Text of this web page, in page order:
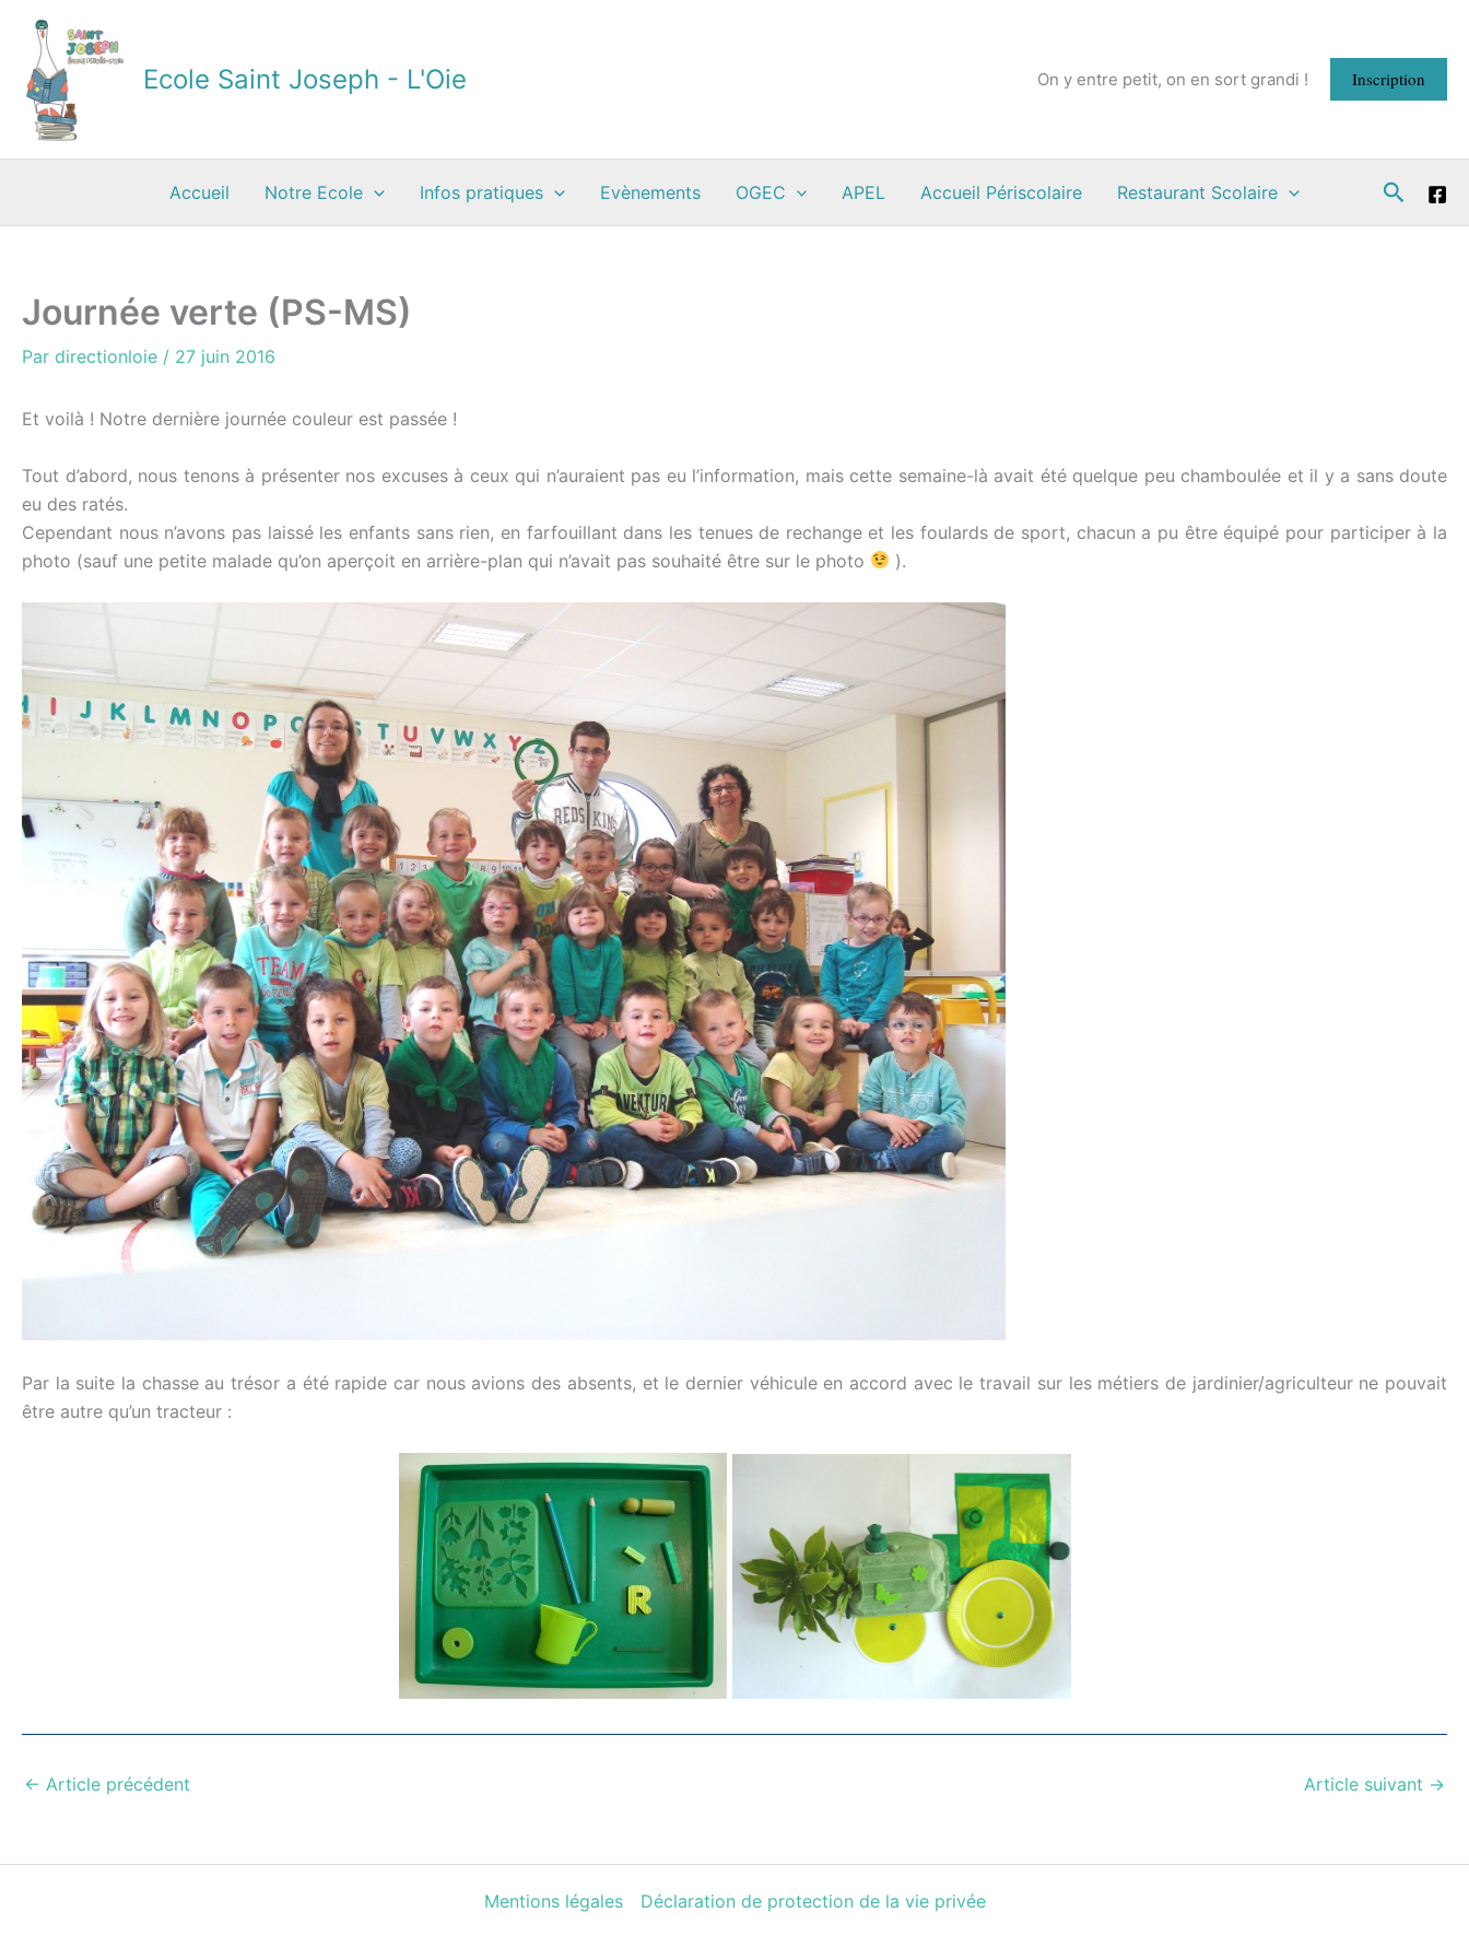
contenu
Ecole Saint Joseph - L'Oie On y entre petit, on en sort grandi ! Inscription
Accueil Notre Ecole Infos pratiques Evènements OGEC APEL Accueil Périscolaire Restaurant Scolaire
Journée verte (PS-MS)
Par directionloie / 27 juin 2016
Et voilà ! Notre dernière journée couleur est passée !
Tout d’abord, nous tenons à présenter nos excuses à ceux qui n’auraient pas eu l’information, mais cette semaine-là avait été quelque peu chamboulée et il y a sans doute
eu des ratés.
Cependant nous n’avons pas laissé les enfants sans rien, en farfouillant dans les tenues de rechange et les foulards de sport, chacun a pu être équipé pour participer à la
photo (sauf une petite malade qu’on aperçoit en arrière-plan qui n’avait pas souhaité être sur le photo
).
Par la suite la chasse au trésor a été rapide car nous avions des absents, et le dernier véhicule en accord avec le travail sur les métiers de jardinier/agriculteur ne pouvait
être autre qu’un tracteur :
← Article précédent Article suivant →
Mentions légales Déclaration de protection de la vie privée